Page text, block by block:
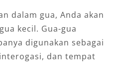
dalam gua, Anda akan
kecil. Gua-gua
digunakan sebagai
dan tempat